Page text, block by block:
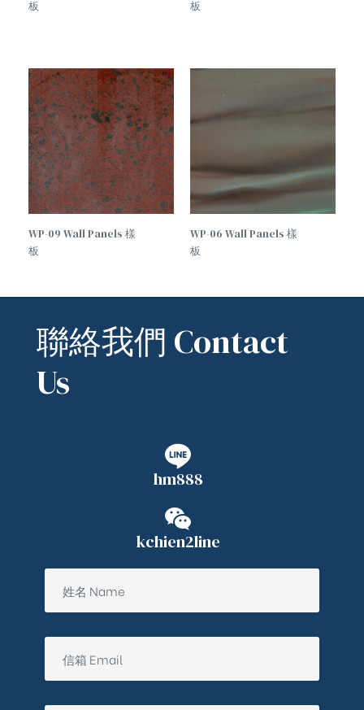
板 板
WP-09 Wall Panels 樣
板
WP-06 Wall Panels 樣
板
聯絡我們 Contact
Us
hm888
kchien2line